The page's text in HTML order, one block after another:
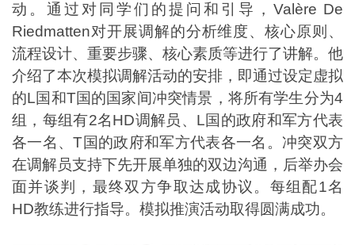
动。通过对同学们的提问和引导，Valère De
Riedmatten对开展调解的分析维度、核心原则、
流程设计、重要步骤、核心素质等进行了讲解。他
介绍了本次模拟调解活动的安排，即通过设定虚拟
的L国和T国的国家间冲突情景，将所有学生分为4
组，每组有2名HD调解员、L国的政府和军方代表
各一名、T国的政府和军方代表各一名。冲突双方
在调解员支持下先开展单独的双边沟通，后举办会
面并谈判，最终双方争取达成协议。每组配1名
HD教练进行指导。模拟推演活动取得圆满成功。